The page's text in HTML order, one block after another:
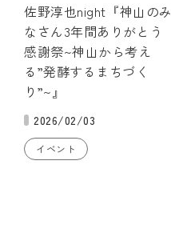
佐野淳也night『神山のみ
なさん3年間ありがとう
感謝祭~神山から考え
る”発酵するまちづく
り”~』
2026/02/03
イベント